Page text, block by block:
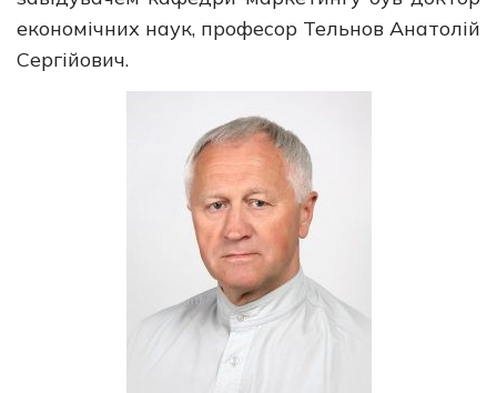
економічних наук, професор Тельнов Анатолій
Сергійович.